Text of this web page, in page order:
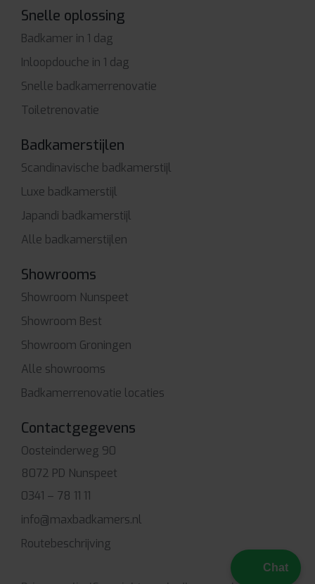
Snelle oplossing
Badkamer in 1 dag
Inloopdouche in 1 dag
Snelle badkamerrenovatie
Toiletrenovatie
Badkamerstijlen
Scandinavische badkamerstijl
Luxe badkamerstijl
Japandi badkamerstijl
Alle badkamerstijlen
Showrooms
Showroom Nunspeet
Showroom Best
Showroom Groningen
Alle showrooms
Badkamerrenovatie locaties
Contactgegevens
Oosteinderweg 90
8072 PD Nunspeet
0341 – 78 11 11
info@maxbadkamers.nl
Routebeschrijving
Chat